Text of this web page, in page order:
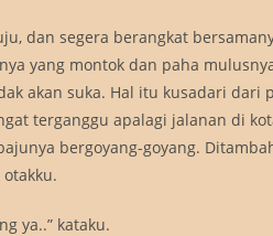
dan segera berangkat
yang montok dan paha
akan suka. Hal itu kusadari
terganggu apalagi jalanan di
bergoyang-goyang.
ya..” kataku.